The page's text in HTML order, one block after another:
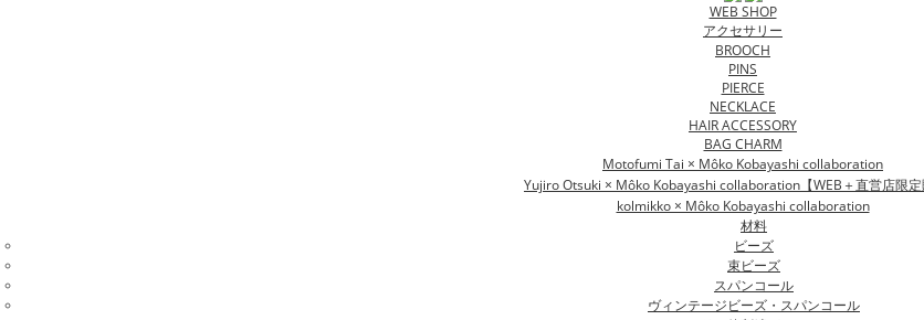
WEB SHOP
アクセサリー
BROOCH
PINS
PIERCE
NECKLACE
HAIR ACCESSORY
BAG CHARM
Motofumi Tai × Môko Kobayashi collaboration
Yujiro Otsuki × Môko Kobayashi collaboration【WEB＋直営店限定
kolmikko × Môko Kobayashi collaboration
材料
ビーズ
束ビーズ
スパンコール
ヴィンテージビーズ・スパンコール